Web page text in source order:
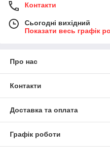
Контакти
Сьогодні вихідний
Показати весь графік
Про нас
Контакти
Доставка та оплата
Графік роботи